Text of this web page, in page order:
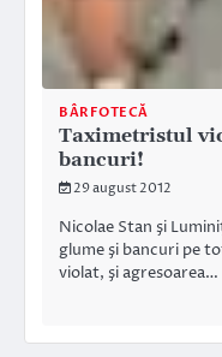
BÂRFOTECĂ
Taximetristul
bancuri!
29 august 2012
Nicolae Stan şi
glume şi bancuri pe
violat, şi agresoarea…